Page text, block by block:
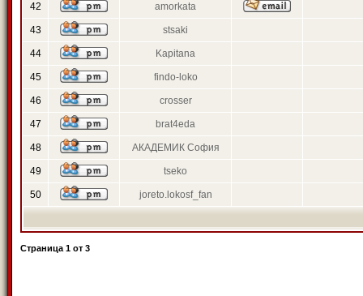
42 amorkata
43 stsaki
44 Kapitana
45 findo-loko
46 crosser
47 brat4eda
48 АКАДЕМИК София
49 tseko
50 joreto.lokosf_fan
Страница 1 от 3